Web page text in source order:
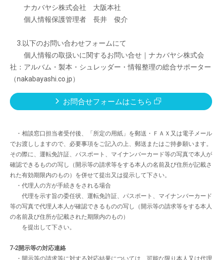
ナカバヤシ株式会社 大阪本社
個人情報保護管理者 長井 俊介
3.以下のお問い合わせフォームにて
個人情報の取扱いに関するお問い合せ｜ナカバヤシ株式会
社：アルバム・製本・シュレッダー・情報整理の総合サポーター
（nakabayashi.co.jp）
お問合せフォームはこちら
・相談窓口担当者受付後、「所定の用紙」を郵送・ＦＡＸ又は電子メール
でお渡ししますので、必要事項をご記入の上、郵送またはご持参願います。
その際に、運転免許証、パスポート、マイナンバーカード等の写真で本人が
確認できるものの写し（開示等の請求等をする本人の名前及び住所が記載さ
れた有効期限内のもの）を併せて提出又は提示して下さい。
・代理人の方が手続きをされる場合
代理を示す旨の委任状、運転免許証、パスポート、マイナンバーカード
等の写真で代理人本人が確認できるものの写し（開示等の請求等をする本人
の名前及び住所が記載された期限内のもの）
を提出して下さい。
7-2開示等の対応連絡
・開示等の請求等に対する対応結果については、可能な限り本人又は代理